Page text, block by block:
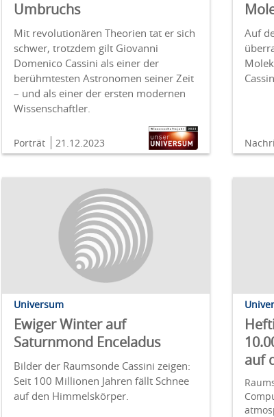
Umbruchs
Mit revolutionären Theorien tat er sich
schwer, trotzdem gilt Giovanni
Domenico Cassini als einer der
berühmtesten Astronomen seiner Zeit
– und als einer der ersten modernen
Wissenschaftler.
Porträt 21.12.2023
Auf
Universum
Ewiger Winter auf
Saturnmond Enceladus
Bilder der Raumsonde Cassini zeigen:
Seit 100 Millionen Jahren fällt Schnee
auf den Himmelskörper.
auf